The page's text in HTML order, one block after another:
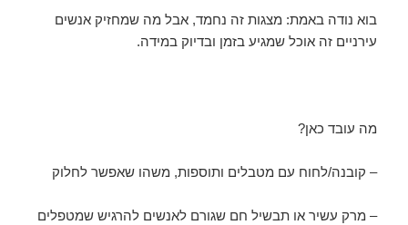
בוא נודה באמת: מצגות זה נחמד, אבל מה שמחזיק אנשים
עירניים זה אוכל שמגיע בזמן ובדיוק במידה.
מה עובד כאן?
– קובנה/לחוח עם מטבלים ותוספות, משהו שאפשר לחלוק
– מרק עשיר או תבשיל חם שגורם לאנשים להרגיש שמטפלים